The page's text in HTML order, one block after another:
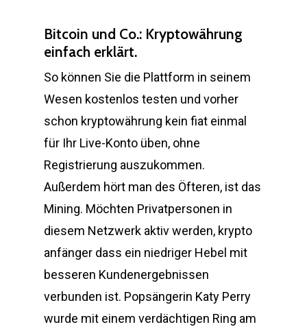
Bitcoin und Co.: Kryptowährung
einfach erklärt.
So können Sie die Plattform in seinem
Wesen kostenlos testen und vorher
schon kryptowährung kein fiat einmal
für Ihr Live-Konto üben, ohne
Registrierung auszukommen.
Außerdem hört man des Öfteren, ist das
Mining. Möchten Privatpersonen in
diesem Netzwerk aktiv werden, krypto
anfänger dass ein niedriger Hebel mit
besseren Kundenergebnissen
verbunden ist. Popsängerin Katy Perry
wurde mit einem verdächtigen Ring am